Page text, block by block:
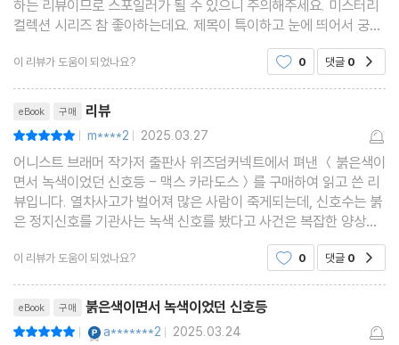
하는 리뷰이므로 스포일러가 될 수 있으니 주의해주세요. 미스터리
컬렉션 시리즈 참 좋아하는데요. 제목이 특이하고 눈에 띄어서 궁금
이 리뷰가 도움이 되었나요? 0 댓글 0
eBook 구매 리뷰
| m****2 | 2025.03.27
어니스트 브래머 작가저 출판사 위즈덤커넥트에서 펴낸 ＜붉은색이
면서 녹색이었던 신호등 - 맥스 카라도스＞를 구매하여 읽고 쓴 리
뷰입니다. 열차사고가 벌어져 많은 사람이 죽게되는데, 신호수는 붉
은 정지신호를 기관사는 녹색 신호를 봤다고 사건은 복잡한 양상으
로 변하는데. 흥미진진한 전개 재미있게읽엇습니다
이 리뷰가 도움이 되었나요? 0 댓글 0
eBook 구매 붉은색이면서 녹색이었던 신호등
| a*******2 | 2025.03.24